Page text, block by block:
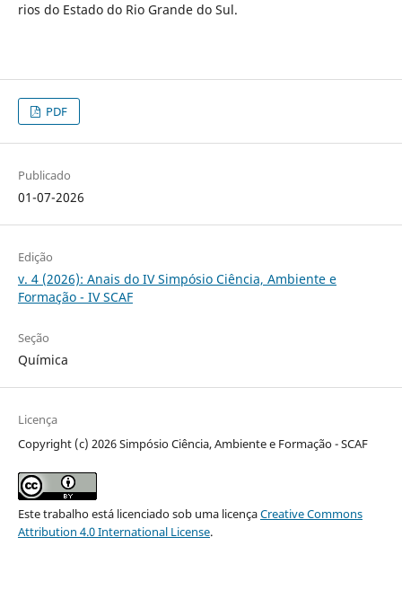
rios do Estado do Rio Grande do Sul.
PDF
Publicado
01-07-2026
Edição
v. 4 (2026): Anais do IV Simpósio Ciência, Ambiente e
Formação - IV SCAF
Seção
Química
Licença
Copyright (c) 2026 Simpósio Ciência, Ambiente e Formação - SCAF
Este trabalho está licenciado sob uma licençaCreative Commons
Attribution 4.0 International License.